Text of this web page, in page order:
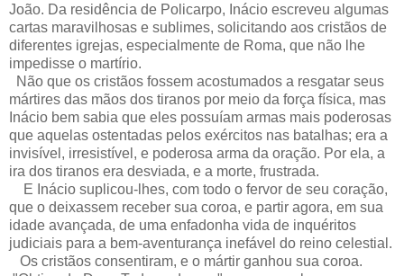
João. Da residência de Policarpo, Inácio escreveu algumas
cartas maravilhosas e sublimes, solicitando aos cristãos de
diferentes igrejas, especialmente de Roma, que não lhe
impedisse o martírio.
Não que os cristãos fossem acostumados a resgatar seus
mártires das mãos dos tiranos por meio da força física, mas
Inácio bem sabia que eles possuíam armas mais poderosas
que aquelas ostentadas pelos exércitos nas batalhas; era a
invisível, irresistível, e poderosa arma da oração. Por ela, a
ira dos tiranos era desviada, e a morte, frustrada.
E Inácio suplicou-lhes, com todo o fervor de seu coração,
que o deixassem receber sua coroa, e partir agora, em sua
idade avançada, de uma enfadonha vida de inquéritos
judiciais para a bem-aventurança inefável do reino celestial.
Os cristãos consentiram, e o mártir ganhou sua coroa.